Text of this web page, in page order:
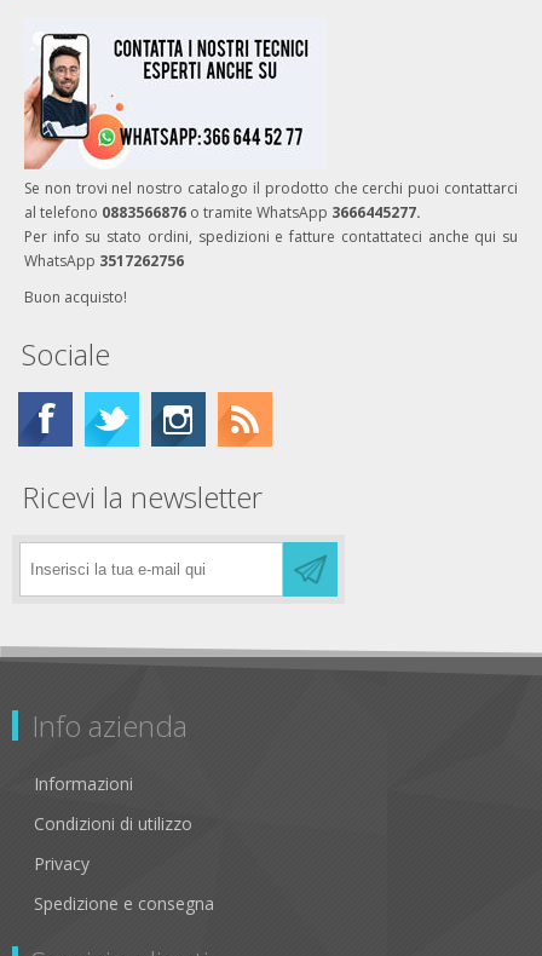
Se non trovi nel nostro catalogo il prodotto che cerchi puoi contattarci
al telefono 0883566876 o tramite WhatsApp 3666445277.
Per info su stato ordini, spedizioni e fatture contattateci anche qui su
WhatsApp 3517262756
Buon acquisto!
Sociale
Ricevi la newsletter
Info azienda
Informazioni
Condizioni di utilizzo
Privacy
Spedizione e consegna